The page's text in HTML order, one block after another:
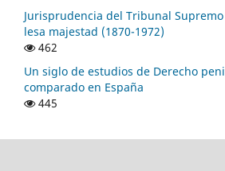
Jurisprudencia del Tribunal
lesa majestad (1870-1972)
462
Un siglo de estudios de Derecho
comparado en España
445